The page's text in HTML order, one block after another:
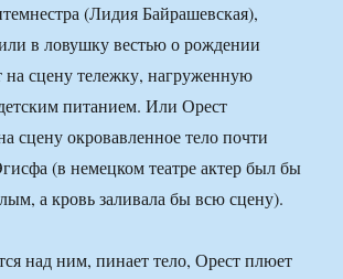
(Лидия Байрашевская),
в ловушку вестью о рождении
на сцену тележку, нагруженную
питанием. Или Орест
сцену окровавленное тело почти
(в немецком театре актер был бы
а кровь заливала бы всю сцену).
над ним, пинает тело, Орест плюет